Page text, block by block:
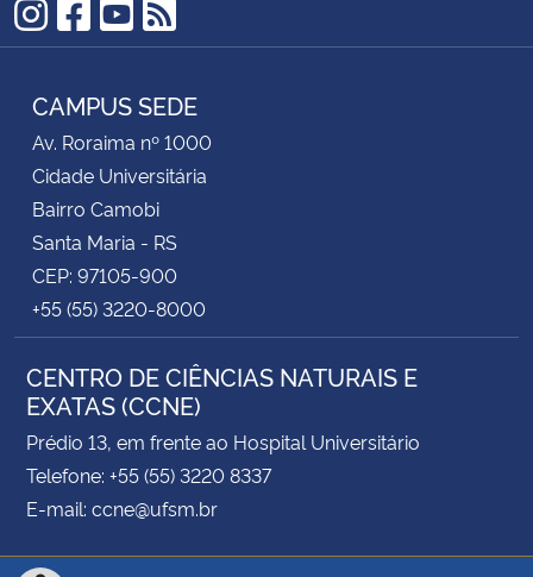
Instagram
Facebook
YouTube
RSS
CAMPUS SEDE
Av. Roraima nº 1000
Cidade Universitária
Bairro Camobi
Santa Maria - RS
CEP: 97105-900
+55 (55) 3220-8000
CENTRO DE CIÊNCIAS NATURAIS E
EXATAS (CCNE)
Prédio 13, em frente ao Hospital Universitário
Telefone: +55 (55) 3220 8337
E-mail: ccne@ufsm.br